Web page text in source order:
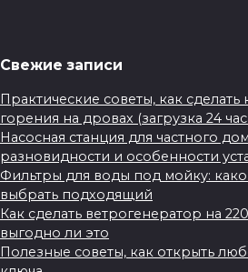
Свежие записи
Практические советы, как
горения на дровах (загрузка 24
Насосная станция для частного
разновидности и особенности
Фильтры для воды под мойку:
выбрать подходящий
Как сделать ветрогенератор на
выгодно ли это
Полезные советы, как открыть